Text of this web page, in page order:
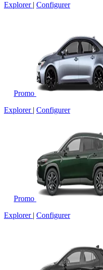
Explorer | Configurer
Promo
Explorer | Configurer
Promo
Explorer | Configurer